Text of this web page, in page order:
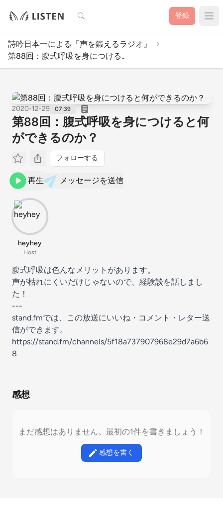
検索 登録
詩吟日本一による「声を鍛えるラジオ」
第88回：腹式呼吸を身につける..
2020-12-29 07:39
第88回：腹式呼吸を身につけると何
ができるのか？
フォローする
再生 メッセージを送信
heyhey
Host
腹式呼吸は色んなメリットがあります。
声が枯れにくいだけじゃないので、経験談を話しまし
た！
---
stand.fmでは、この放送にいいね・コメント・レター送
信ができます。
https://stand.fm/channels/5f18a737907968e29d7a6b6
8
感想
まだ感想はありません。最初の1件を書きましょう！
感想を書く